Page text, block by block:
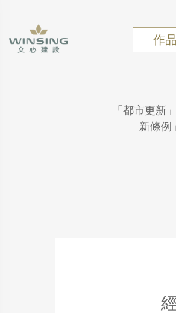
作
「都市更新
新條例